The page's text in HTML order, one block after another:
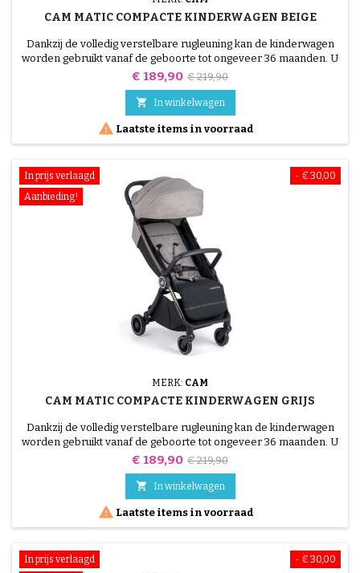
CAM MATIC COMPACTE KINDERWAGEN BEIGE
Dankzij de volledig verstelbare rugleuning kan de kinderwagen
worden gebruikt vanaf de geboorte tot ongeveer 36 maanden. U
zult de comfortabele zitting en de verstelbare voetsteun zeker
Prijs
€ 189,90 Normale
prijs
€ 219,90
 In winkelwagen
 Laatste items in voorraad
- € 30,00
In prijs verlaagd
Aanbieding!
MERK: CAM
CAM MATIC COMPACTE KINDERWAGEN GRIJS
Dankzij de volledig verstelbare rugleuning kan de kinderwagen
worden gebruikt vanaf de geboorte tot ongeveer 36 maanden. U
zult de comfortabele zitting en de verstelbare voetsteun zeker
Prijs
€ 189,90 Normale
prijs
€ 219,90
 In winkelwagen
 Laatste items in voorraad
- € 30,00
In prijs verlaagd